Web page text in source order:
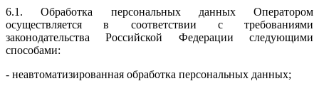
6.1. Обработка персональных данных Оператором
осуществляется в соответствии с требованиями
законодательства Российской Федерации следующими
способами:
- неавтоматизированная обработка персональных данных;